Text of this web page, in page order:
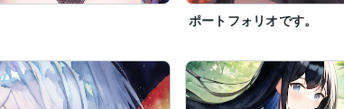
ポートフォリオです。